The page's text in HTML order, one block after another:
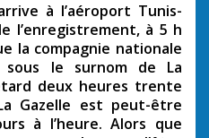
à l’aéroport Tunis-
l’enregistrement, à 5 h
la compagnie nationale
sous le surnom de La
deux heures trente
Gazelle est peut-être
à l’heure. Alors que